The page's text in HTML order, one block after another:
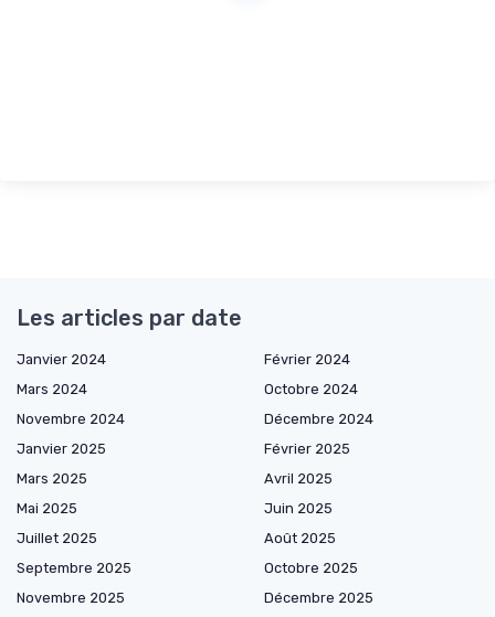
Les articles par date
Janvier 2024
Février 2024
Mars 2024
Octobre 2024
Novembre 2024
Décembre 2024
Janvier 2025
Février 2025
Mars 2025
Avril 2025
Mai 2025
Juin 2025
Juillet 2025
Août 2025
Septembre 2025
Octobre 2025
Novembre 2025
Décembre 2025